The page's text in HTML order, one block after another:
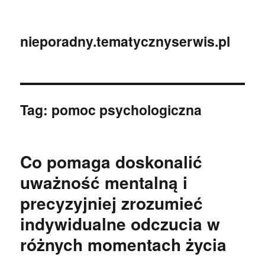
nieporadny.tematycznyserwis.pl
Tag: pomoc psychologiczna
Co pomaga doskonalić
uważność mentalną i
precyzyjniej zrozumieć
indywidualne odczucia w
różnych momentach życia